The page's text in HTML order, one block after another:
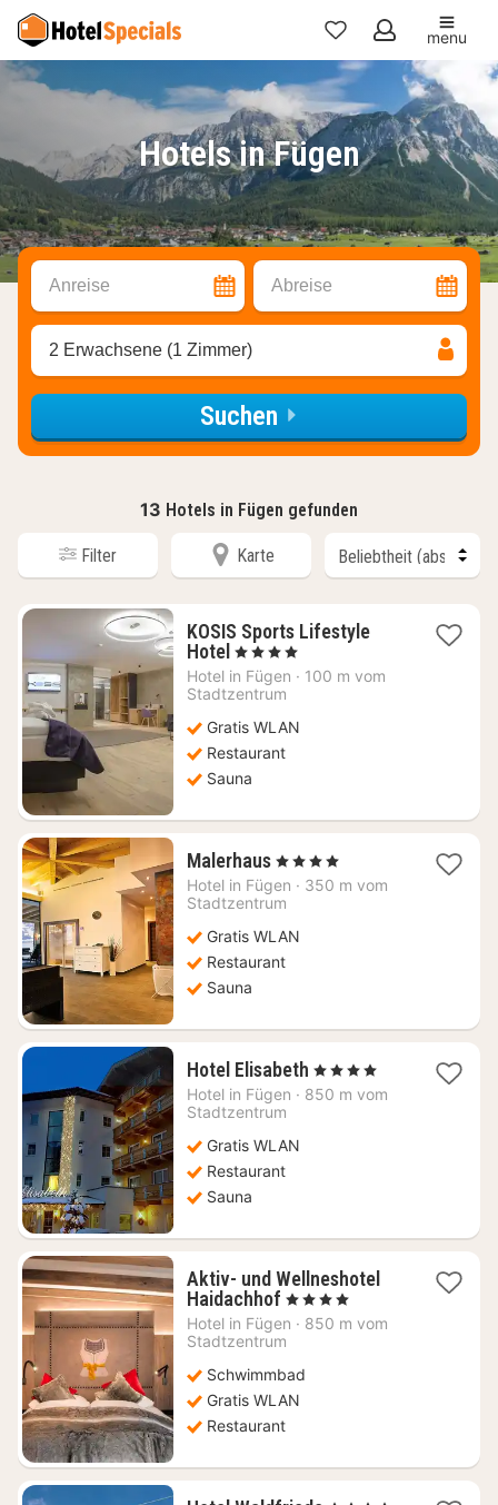
Meine
Favoriten
menu
Hotels in Fügen
Anreise Abreise
2 Erwachsene (1 Zimmer)
Suchen
13 Hotels in Fügen gefunden
Filter Karte
KOSIS Sports Lifestyle
Hotel 1
Nacht
ab
€
, 4 Sterne
Hotel in Fügen · 100 m vom
Stadtzentrum
Gratis WLAN
Restaurant
Sauna
Malerhaus1
Nacht
ab
€
, 4 Sterne
Hotel in Fügen · 350 m vom
Stadtzentrum
Gratis WLAN
Restaurant
Sauna
Hotel Elisabeth 1
Nacht
, 4 Sterne
Hotel in Fügen · 850 m vom
Stadtzentrum
Gratis WLAN
Restaurant
Sauna
Aktiv- und Wellneshotel
Haidachhof 1
Nacht
ab
€
, 4 Sterne
Hotel in Fügen · 850 m vom
Stadtzentrum
Schwimmbad
Gratis WLAN
Restaurant